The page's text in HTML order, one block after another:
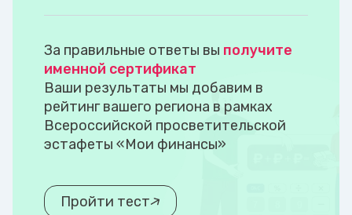
За правильные ответы вы получите
именной сертификат
Ваши результаты мы добавим в
рейтинг вашего региона в рамках
Всероссийской просветительской
эстафеты «Мои финансы»
Пройти тест